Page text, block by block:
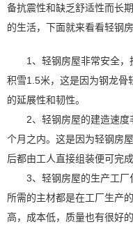
备抗震性和缺乏舒适性而长
的生活，下面就来看看轻钢
1、轻钢房屋非常安全
积雪1.5米，这是因为钢龙骨
的延展性和韧性。
2、轻钢房屋的建造速
个月之内。这是因为轻钢房
后都由工人直接组装便可完
3、轻钢房屋的生产工
所需的主材都是在工厂生产
高，成本低，质量也有很好